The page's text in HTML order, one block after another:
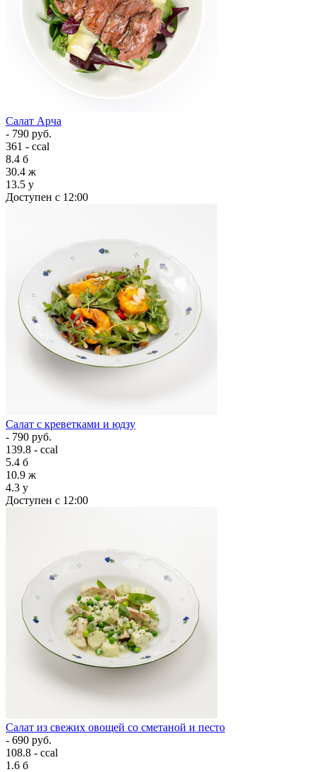
Салат Арча
- 790 руб.
361 - ccal
8.4 б
30.4 ж
13.5 у
Доступен с 12:00
Салат с креветками и юдзу
- 790 руб.
139.8 - ccal
5.4 б
10.9 ж
4.3 у
Доступен с 12:00
Салат из свежих овощей со сметаной и песто
- 690 руб.
108.8 - ccal
1.6 б